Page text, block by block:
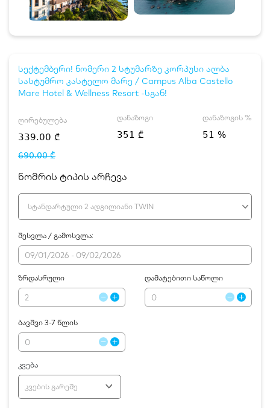
სექტემბერი! ნომერი 2 სტუმარზე კორპუსი ალბა
სასტუმრო კასტელო მარე / Campus Alba Castello
Mare Hotel & Wellness Resort -სგან!
ღირებულება
339.00 ₾
690.00 ₾
დანაზოგი
351 ₾
დანაზოგის %
51 %
ნომრის ტიპის არჩევა
სტანდარტული 2 ადგილიანი TWIN
შესვლა / გამოსვლა:
ზრდასრული დამატებითი საწოლი
ბავშვი 3-7 წლის
კვება
კვების გარეშე